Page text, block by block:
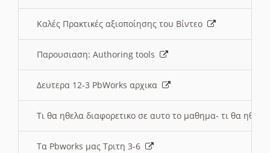
Καλές Πρακτικές αξιοποίησης του Βίντεο
Παρουσιαση: Authoring tools
Δευτερα 12-3 PbWorks αρχικα
Τι θα ηθελα διαφορετικο σε αυτο το μαθημα- τι θα
Τα Pbworks μας Τριτη 3-6